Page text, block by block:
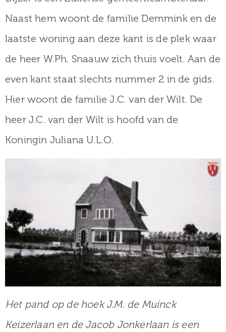
Naast hem woont de familie Demmink en de
laatste woning aan deze kant is de plek waar
de heer W.Ph. Snaauw zich thuis voelt. Aan de
even kant staat slechts nummer 2 in de gids.
Hier woont de familie J.C. van der Wilt. De
heer J.C. van der Wilt is hoofd van de
Koningin Juliana U.L.O.
Het pand op de hoek J.M. de Muinck
Keizerlaan en de Jacob Jonkerlaan is een